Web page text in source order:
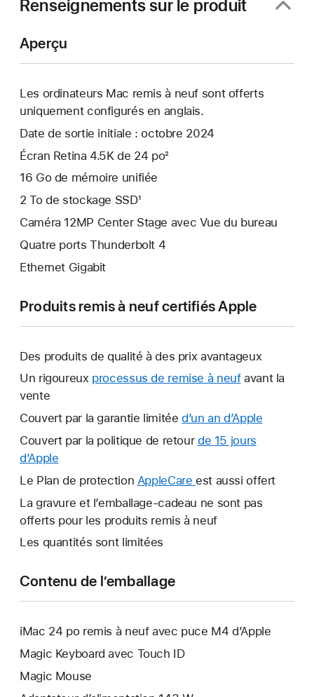
Renseignements sur le produit
Aperçu
Les ordinateurs Mac remis à neuf sont offerts
uniquement configurés en anglais.
Date de sortie initiale : octobre 2024
Écran Retina 4.5K de 24 po²
16 Go de mémoire unifiée
2 To de stockage SSD¹
Caméra 12MP Center Stage avec Vue du bureau
Quatre ports Thunderbolt 4
Ethernet Gigabit
Produits remis à neuf certifiés Apple
Des produits de qualité à des prix avantageux
Un rigoureux processus de remise à neufavant la
vente
Couvert par la garantie limitée d’un an d’Apple
une
Couvert par la politique de retour de 15 jours
d’Apple
lien
dans
une
nouvelle
Le Plan de protection AppleCare Ce
lien
s’ouvrira
est aussi offert
La gravure et l’emballage-cadeau ne sont pas
offerts pour les produits remis à neuf
Les quantités sont limitées
Contenu de l’emballage
iMac 24 po remis à neuf avec puce M4 d’Apple
Magic Keyboard avec Touch ID
Magic Mouse